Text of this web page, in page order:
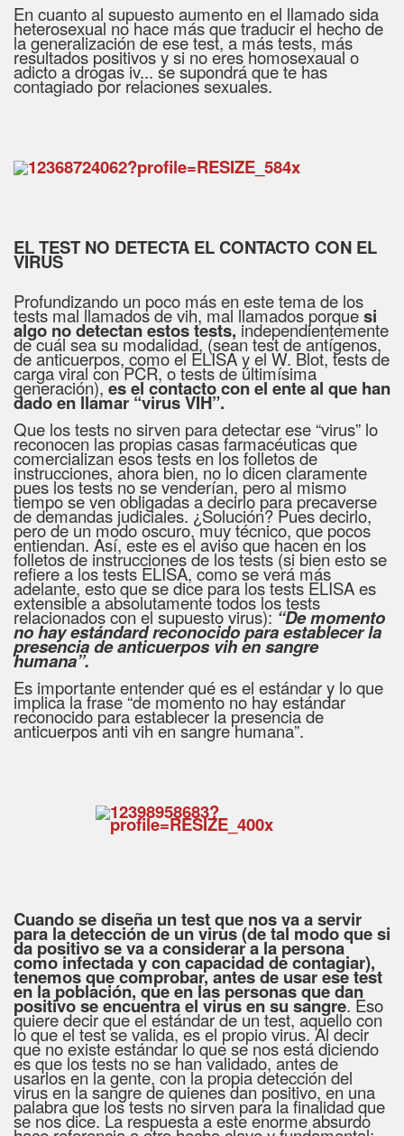
En cuanto al supuesto aumento en el llamado sida
heterosexual no hace más que traducir el hecho de
la generalización de ese test, a más tests, más
resultados positivos y si no eres homosexaual o
adicto a drogas iv... se supondrá que te has
contagiado por relaciones sexuales.
EL TEST NO DETECTA EL CONTACTO CON EL
VIRUS
Profundizando un poco más en este tema de los
tests mal llamados de vih, mal llamados porquesi
algo no detectan estos tests,independientemente
de cuál sea su modalidad, (sean test de antígenos,
de anticuerpos, como el ELISA y el W. Blot, tests de
carga viral con PCR, o tests de últimísima
generación),es el contacto con el ente al que han
dado en llamar “virus VIH”.
Que los tests no sirven para detectar ese “virus” lo
reconocen las propias casas farmacéuticas que
comercializan esos tests en los folletos de
instrucciones, ahora bien, no lo dicen claramente
pues los tests no se venderían, pero al mismo
tiempo se ven obligadas a decirlo para precaverse
de demandas judiciales. ¿Solución? Pues decirlo,
pero de un modo oscuro, muy técnico, que pocos
entiendan. Así, este es el aviso que hacen en los
folletos de instrucciones de los tests (si bien esto se
refiere a los tests ELISA, como se verá más
adelante, esto que se dice para los tests ELISA es
extensible a absolutamente todos los tests
relacionados con el supuesto virus):“De momento
no hay estándard reconocido para establecer la
presencia de anticuerpos vih en sangre
humana”.
Es importante entender qué es el estándar y lo que
implica la frase “de momento no hay estándar
reconocido para establecer la presencia de
anticuerpos anti vih en sangre humana”.
Cuando se diseña un test que nos va a servir
para la detección de un virus(de tal modo que si
da positivo se va a considerar a la persona
como infectada y con capacidad de contagiar),
tenemos que comprobar, antes de usar ese test
en la población, que en las personas que dan
positivo se encuentra el virus en su sangre. Eso
quiere decir que el estándar de un test, aquello con
lo que el test se valida, es el propio virus. Al decir
que no existe estándar lo que se nos está diciendo
es que los tests no se han validado, antes de
usarlos en la gente, con la propia detección del
virus en la sangre de quienes dan positivo, en una
palabra que los tests no sirven para la finalidad que
se nos dice. La respuesta a este enorme absurdo